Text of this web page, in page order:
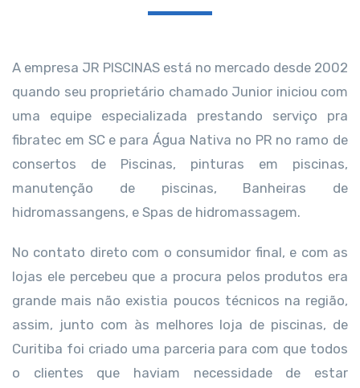
A empresa JR PISCINAS está no mercado desde 2002
quando seu proprietário chamado Junior iniciou com
uma equipe especializada prestando serviço pra
fibratec em SC e para Água Nativa no PR no ramo de
consertos de Piscinas, pinturas em piscinas,
manutenção de piscinas, Banheiras de
hidromassangens, e Spas de hidromassagem.
No contato direto com o consumidor final, e com as
lojas ele percebeu que a procura pelos produtos era
grande mais não existia poucos técnicos na região,
assim, junto com às melhores loja de piscinas, de
Curitiba foi criado uma parceria para com que todos
o clientes que haviam necessidade de estar